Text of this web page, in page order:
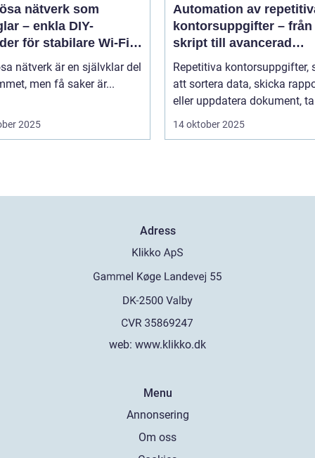
nätverk som
– enkla DIY-
för stabilare Wi-Fi i
nätverk är en självklar del
men få saker är...
2025
Automation av
kontorsuppgifter – från
skript till avancerad
programvara
Repetitiva kontorsuppgifter,
att sortera data, skicka
eller uppdatera dokument,
14 oktober 2025
Adress
web: www.klikko.dk
Menu
Annonsering
Om oss